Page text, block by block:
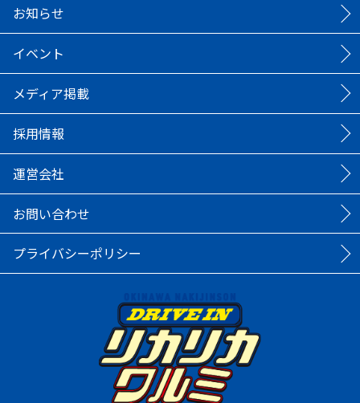
お知らせ
イベント
メディア掲載
採用情報
運営会社
お問い合わせ
プライバシーポリシー